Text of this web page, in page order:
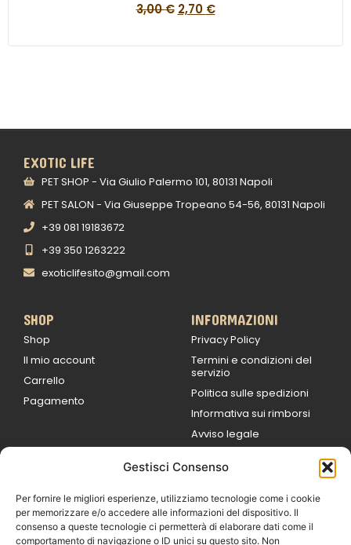
Gestisci Consenso
Per fornire le migliori esperienze, utilizziamo tecnologie come i cookie
per memorizzare e/o accedere alle informazioni del dispositivo. Il
consenso a queste tecnologie ci permetterà di elaborare dati come il
comportamento di navigazione o ID unici su questo sito. Non
3,00€ 2,70 €
EXOTIC LIFE
PET SHOP - Via Giulio Palermo 101, 80131 Napoli
PET SALON - Via Giuseppe Tropeano 54-56, 80131 Napoli
+39 081 19183672
+39 350 1263222
exoticlifesito@gmail.com
SHOP
Shop
Il mio account
Carrello
Pagamento
INFORMAZIONI
Privacy Policy
Termini e condizioni del
servizio
Politica sulle spedizioni
Informativa sui rimborsi
Avviso legale
9:00
Sabato 09:00 /
14:00
16:30 / 20:00